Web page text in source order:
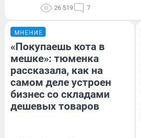
26 519 7
МНЕНИЕ
«Покупаешь кота в
мешке»: тюменка
рассказала, как на
самом деле устроен
бизнес со складами
дешевых товаров